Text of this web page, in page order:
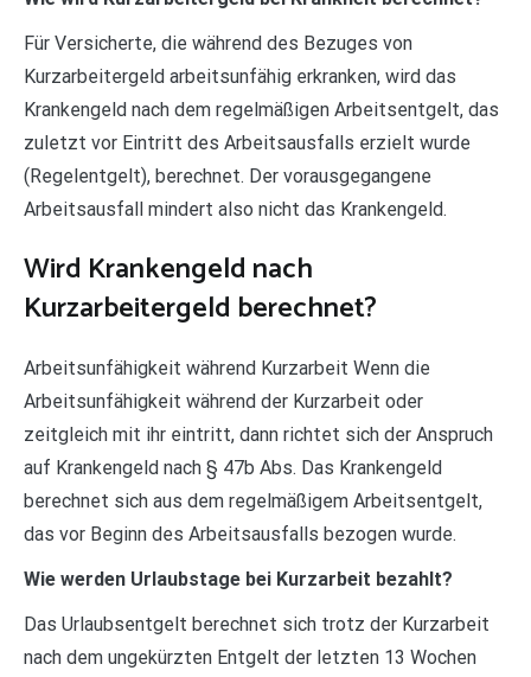
Für Versicherte, die während des Bezuges von
Kurzarbeitergeld arbeitsunfähig erkranken, wird das
Krankengeld nach dem regelmäßigen Arbeitsentgelt, das
zuletzt vor Eintritt des Arbeitsausfalls erzielt wurde
(Regelentgelt), berechnet. Der vorausgegangene
Arbeitsausfall mindert also nicht das Krankengeld.
Wird Krankengeld nach
Kurzarbeitergeld berechnet?
Arbeitsunfähigkeit während Kurzarbeit Wenn die
Arbeitsunfähigkeit während der Kurzarbeit oder
zeitgleich mit ihr eintritt, dann richtet sich der Anspruch
auf Krankengeld nach § 47b Abs. Das Krankengeld
berechnet sich aus dem regelmäßigem Arbeitsentgelt,
das vor Beginn des Arbeitsausfalls bezogen wurde.
Wie werden Urlaubstage bei Kurzarbeit bezahlt?
Das Urlaubsentgelt berechnet sich trotz der Kurzarbeit
nach dem ungekürzten Entgelt der letzten 13 Wochen